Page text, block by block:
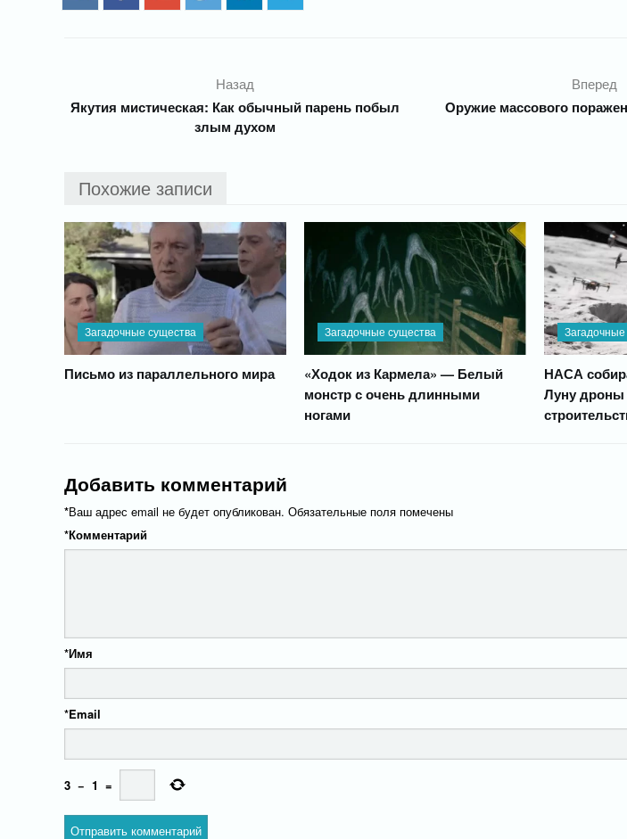
Назад
Якутия мистическая: Как обычный парень побыл
злым духом
Вперед
Оружие массового
Похожие записи
Загадочные существа
Письмо из параллельного мира
Загадочные существа
«Ходок из Кармела» — Белый
монстр с очень длинными
ногами
НАСА
Луну
Добавить комментарий
Ваш адрес email не будет опубликован. Обязательные поля помечены
*
Комментарий
*
Имя
*
Email
*
3 − 1 =